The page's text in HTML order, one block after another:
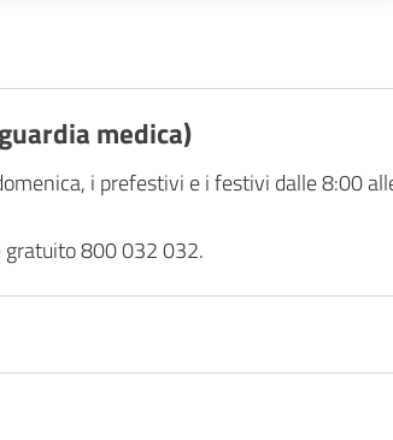
medica)
i prefestivi e i festivi dalle 8:00
800 032 032.